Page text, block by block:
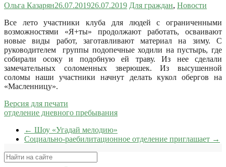
Ольга Казарян26.07.201926.07.2019 Для граждан, Новости
Все лето участники клуба для людей с ограниченными
возможностями «Я+ты» продолжают работать, осваивают
новые виды работ, заготавливают материал на зиму. С
руководителем группы подопечные ходили на пустырь, где
собирали осоку и подобную ей траву. Из нее сделали
замечательных соломенных зверюшек. Из высушенной
соломы наши участники начнут делать кукол обергов на
«Масленницу».
Версия для печати
отделение дневного пребывания
← Шоу «Угадай мелодию»
Социально-раебилитационное отделение приглашает →
Поиск